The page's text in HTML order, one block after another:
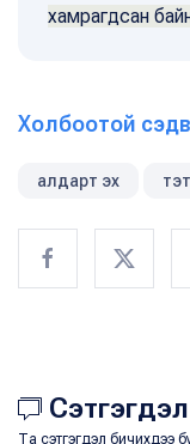
хамрагдсан
Холбоотой
алдарт эх
Та сэтгэгдэл бичихдээ